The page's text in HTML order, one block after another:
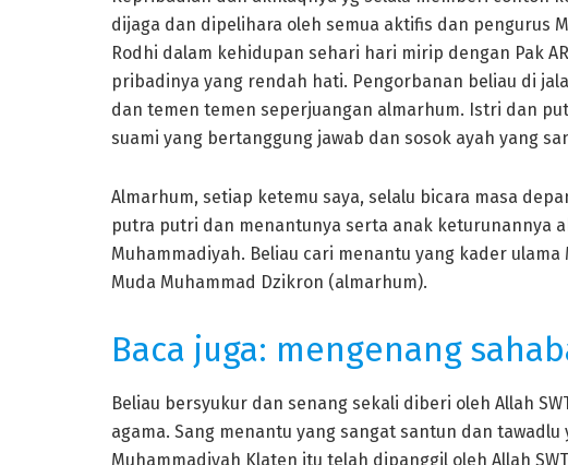
dijaga dan dipelihara oleh semua aktifis dan pengurus
Rodhi dalam kehidupan sehari hari mirip dengan Pak
pribadinya yang rendah hati. Pengorbanan beliau di
dan temen temen seperjuangan almarhum. Istri dan
suami yang bertanggung jawab dan sosok ayah yang
Almarhum, setiap ketemu saya, selalu bicara masa
putra putri dan menantunya serta anak keturunannya
Muhammadiyah. Beliau cari menantu yang kader
Muda Muhammad Dzikron (almarhum).
Baca juga: mengenang
Beliau bersyukur dan senang sekali diberi oleh Allah
agama. Sang menantu yang sangat santun dan
Muhammadiyah Klaten itu telah dipanggil oleh Allah